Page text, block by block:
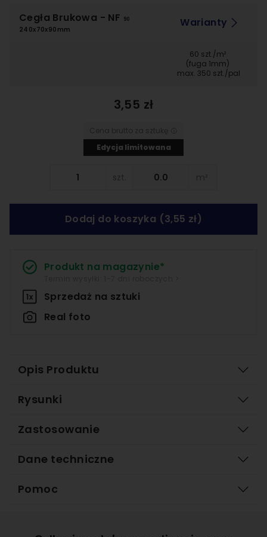
Cegła Brukowa - NF 90
240x70x90mm
Warianty
60 szt./m²
(fuga 1mm)
max. 350 szt./pal
3,55 zł
Edycja limitowana
szt.
Dodaj do koszyka (3,55 zł)
Produkt na magazynie*
Sprzedaż na sztuki
Real foto
Opis Produktu
Rysunki
Zastosowanie
Dane techniczne
Pomoc